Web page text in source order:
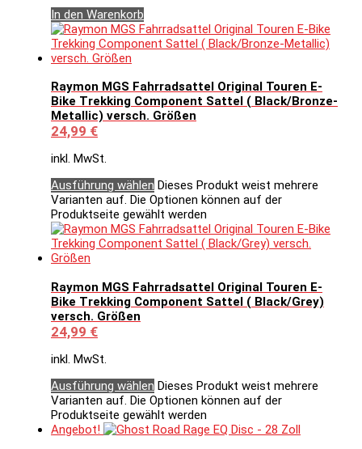
In den Warenkorb
Raymon MGS Fahrradsattel Original Touren E-
Bike Trekking Component Sattel ( Black/Bronze-
Metallic) versch. Größen
24,99 €
inkl. MwSt.
Ausführung wählen Dieses Produkt weist mehrere
Varianten auf. Die Optionen können auf der
Produktseite gewählt werden
Raymon MGS Fahrradsattel Original Touren E-
Bike Trekking Component Sattel ( Black/Grey)
versch. Größen
24,99 €
inkl. MwSt.
Ausführung wählen Dieses Produkt weist mehrere
Varianten auf. Die Optionen können auf der
Produktseite gewählt werden
Angebot!